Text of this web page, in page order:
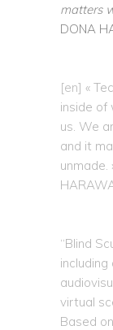
matters
DONA
[en] «
inside of
us. We
and it
unmade.
“Blind
including
virtual
Based